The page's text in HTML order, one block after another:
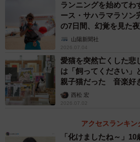
ランニングを始めて
ース・サハラマラソ
の7日間、幻覚を見た
山陽新聞社
2026.07.04
愛猫を突然亡くした悲
は「飼ってください」
親子猫だった 音楽好
が迎えてくれるレコー
西松 宏
2026.07.02
アクセスランキン
「化けましたね～」